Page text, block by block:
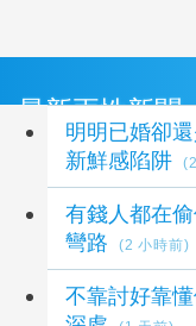
最新兩性新聞
明明已婚卻
新鮮感陷阱
有錢人都在
彎路
(2 小時前)
不靠討好靠